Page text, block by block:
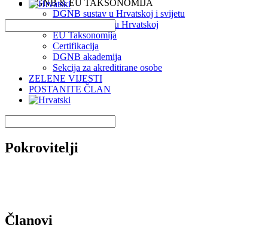
DGNB & EU TAKSONOMIJA
DGNB sustav u Hrvatskoj i svijetu
DGNB projekti u Hrvatskoj
EU Taksonomija
Certifikacija
DGNB akademija
Sekcija za akreditirane osobe
ZELENE VIJESTI
POSTANITE ČLAN
Pokrovitelji
Članovi